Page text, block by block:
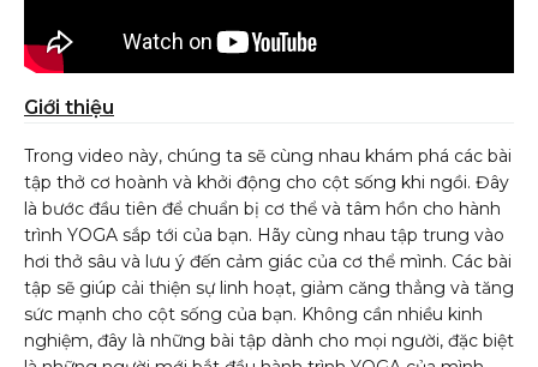
Trong video này, chúng ta sẽ cùng nhau khám phá các bài
tập thở cơ hoành và khởi động cho cột sống khi ngồi. Đây
là bước đầu tiên để chuẩn bị cơ thể và tâm hồn cho hành
trình YOGA sắp tới của bạn. Hãy cùng nhau tập trung vào
hơi thở sâu và lưu ý đến cảm giác của cơ thể mình. Các bài
tập sẽ giúp cải thiện sự linh hoạt, giảm căng thẳng và tăng
sức mạnh cho cột sống của bạn. Không cần nhiều kinh
nghiệm, đây là những bài tập dành cho mọi người, đặc biệt